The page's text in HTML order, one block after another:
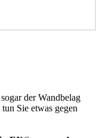
der Wandbelag
Sie etwas gegen